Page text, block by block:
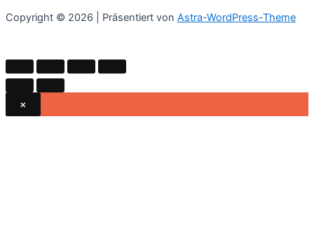
Copyright © 2026 | Präsentiert von Astra-WordPress-Theme
×